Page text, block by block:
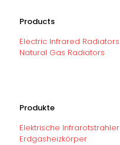
Products
Electric Infrared Radiators
Natural Gas Radiators
Produkte
Elektrische Infrarotstrahler
Erdgasheizkörper